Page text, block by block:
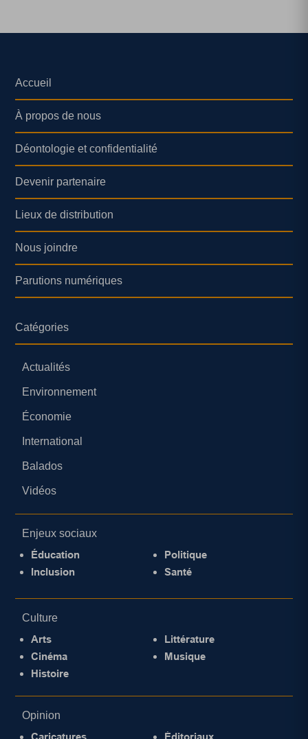
Accueil
À propos de nous
Déontologie et confidentialité
Devenir partenaire
Lieux de distribution
Nous joindre
Parutions numériques
Catégories
Actualités
Environnement
Économie
International
Balados
Vidéos
Enjeux sociaux
Éducation
Inclusion
Politique
Santé
Culture
Arts
Cinéma
Histoire
Littérature
Musique
Opinion
Caricatures
Éditoriaux